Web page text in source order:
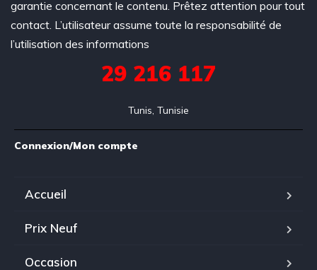
garantie concernant le contenu. Prêtez attention pour tout
contact. L’utilisateur assume toute la responsabilité de
l’utilisation des informations
29 216 117
Tunis, Tunisie
Connexion/Mon compte
Accueil
Prix Neuf
Occasion